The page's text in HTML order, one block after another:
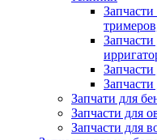
Запчасти
Запчати для
Запчасти для
Запчасти для